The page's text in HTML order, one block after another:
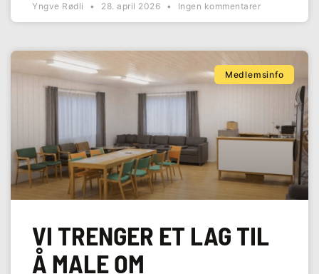
Yngve Rødli 28. april 2026 Ingen kommentarer
Medlemsinfo
VI TRENGER ET LAG TIL
Å MALE OM